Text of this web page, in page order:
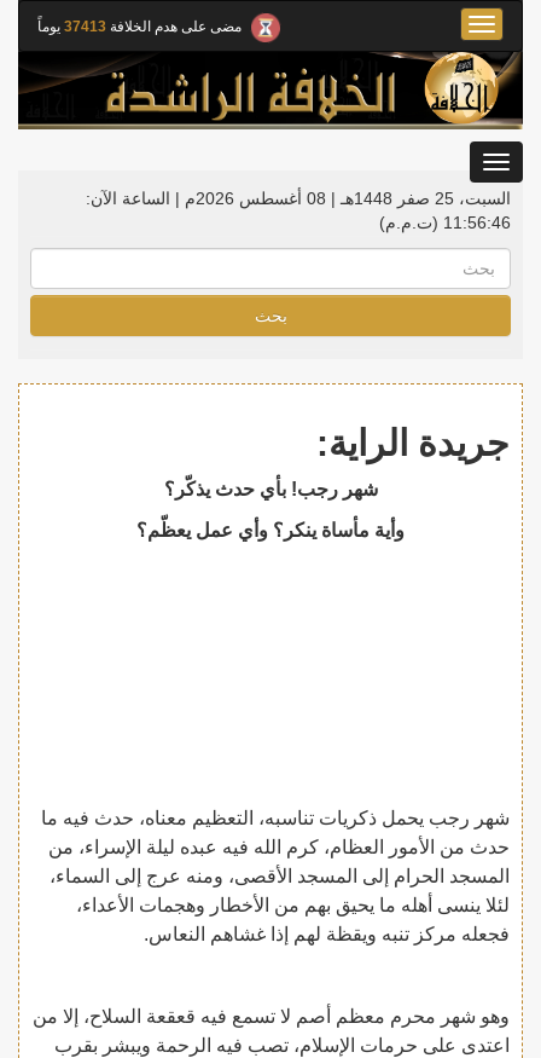
مضى على هدم الخلافة 37413 يوماً
Toggle
navigation
السبت، 25 صفر 1448هـ | 08 أغسطس 2026م |
الساعة الآن:
11:56:46 (ت.م.م)
بحث
جريدة الراية:
شهر رجب! بأي حدث يذكّر؟
وأية مأساة ينكر؟ وأي عمل يعظّم؟
شهر رجب يحمل ذكريات تناسبه، التعظيم معناه، حدث فيه ما
حدث من الأمور العظام، كرم الله فيه عبده ليلة الإسراء، من
المسجد الحرام إلى المسجد الأقصى، ومنه عرج إلى السماء،
لئلا ينسى أهله ما يحيق بهم من الأخطار وهجمات الأعداء،
فجعله مركز تنبه ويقظة لهم إذا غشاهم النعاس.
وهو شهر محرم معظم أصم لا تسمع فيه قعقعة السلاح، إلا من
اعتدى على حرمات الإسلام، تصب فيه الرحمة ويبشر بقرب